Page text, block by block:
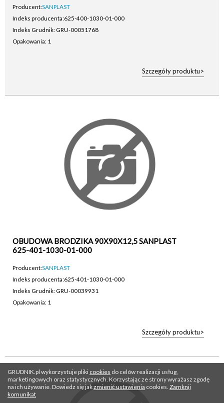
Producent:SANPLAST
Indeks producenta:625-400-1030-01-000
Indeks Grudnik: GRU-00051768
Opakowania: 1
Szczegóły produktu>
OBUDOWA BRODZIKA 90X90X12,5 SANPLAST
625-401-1030-01-000
Producent:SANPLAST
Indeks producenta:625-401-1030-01-000
Indeks Grudnik: GRU-00039931
Opakowania: 1
Szczegóły produktu>
GRUDNIK.pl wykorzystuje pliki cookies do celów realizacji usług,
marketingowych oraz statystycznych. Korzystając ze strony wyrażasz zgodę
na ich używanie. Dowiedz się jakzmienić ustawienia cookies. Zamknij
komunikat